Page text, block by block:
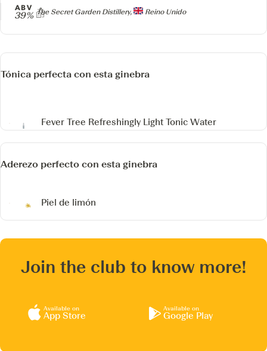
Producer
The Secret Garden Distillery, Reino Unido
ABV
39%
Tónica perfecta con esta ginebra
Fever Tree Refreshingly Light Tonic Water
Aderezo perfecto con esta ginebra
Piel de limón
Join the club to know more!
Available on
App Store
Available on
Google Play